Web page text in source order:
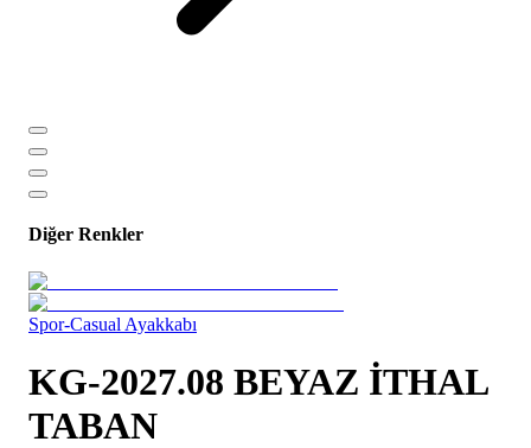
Diğer Renkler
Spor-Casual Ayakkabı
KG-2027.08 BEYAZ İTHAL
TABAN